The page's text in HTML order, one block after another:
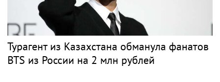
Турагент из Казахстана обманула фанатов
BTS из России на 2 млн рублей